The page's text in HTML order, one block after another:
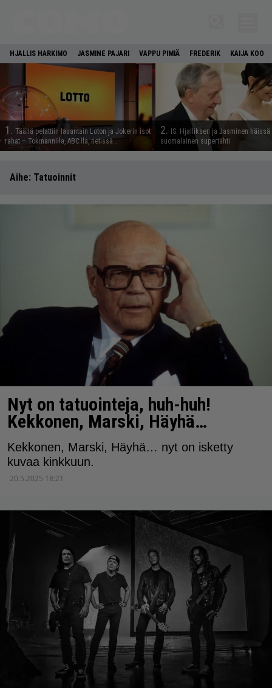
HJALLIS HARKIMO JASMINE PAJARI VAPPU PIMIÄ FREDERIK KAIJA KOO
1. Täällä pelattiin lauantain Loton ja Jokerin isot
rahat – Tokmannilla, ABC:lla, netissä…
2.
IS: Hjalliksen ja Jasminen häissä
suomalainen supertähti
Aihe: Tatuoinnit
Nyt on tatuointeja, huh-huh!
Kekkonen, Marski, Häyhä…
Kekkonen, Marski, Häyhä… nyt on isketty
kuvaa kinkkuun.
20.5.2025 18:21